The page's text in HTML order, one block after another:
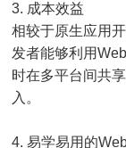
3. 成本效益
相较于原生应用
发者能够利用
时在多平台间共
入。
4. 易学易用的